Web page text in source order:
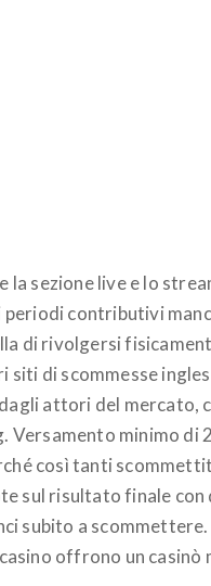
sezione live e lo
contributivi
di rivolgersi
di scommesse
attori del mercato,
Versamento minimo di
così tanti
sul risultato finale
subito a
offrono un casinò